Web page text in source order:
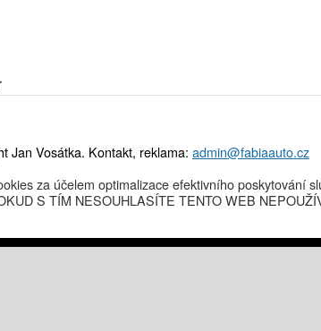
Jan Vosátka. Kontakt, reklama: admin@fabiaauto.cz
za účelem optimalizace efektivního poskytování
S TÍM NESOUHLASÍTE TENTO WEB